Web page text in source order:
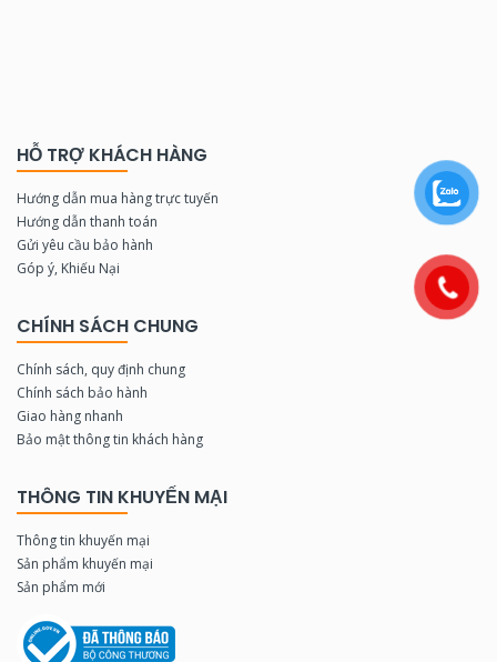
HỖ TRỢ KHÁCH HÀNG
Hướng dẫn mua hàng trực tuyến
Hướng dẫn thanh toán
Gửi yêu cầu bảo hành
Góp ý, Khiếu Nại
CHÍNH SÁCH CHUNG
Chính sách, quy định chung
Chính sách bảo hành
Giao hàng nhanh
Bảo mật thông tin khách hàng
THÔNG TIN KHUYẾN MẠI
Thông tin khuyến mại
Sản phẩm khuyến mại
Sản phẩm mới